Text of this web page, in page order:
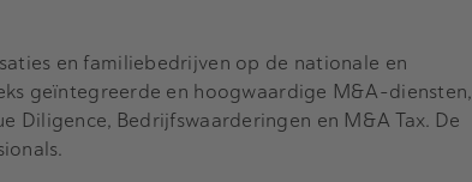
en familiebedrijven op de nationale en
geïntegreerde en hoogwaardige M&A-diensten,
Diligence, Bedrijfswaarderingen en M&A Tax. De